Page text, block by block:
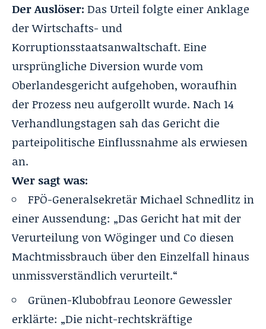
Der Auslöser: Das Urteil folgte einer Anklage
der Wirtschafts- und
Korruptionsstaatsanwaltschaft. Eine
ursprüngliche Diversion wurde vom
Oberlandesgericht aufgehoben, woraufhin
der Prozess neu aufgerollt wurde. Nach 14
Verhandlungstagen sah das Gericht die
parteipolitische Einflussnahme als erwiesen
an.
Wer sagt was:
FPÖ-Generalsekretär Michael Schnedlitz in
einer Aussendung: „Das Gericht hat mit der
Verurteilung von Wöginger und Co diesen
Machtmissbrauch über den Einzelfall hinaus
unmissverständlich verurteilt.“
Grünen-Klubobfrau Leonore Gewessler
erklärte: „Die nicht-rechtskräftige